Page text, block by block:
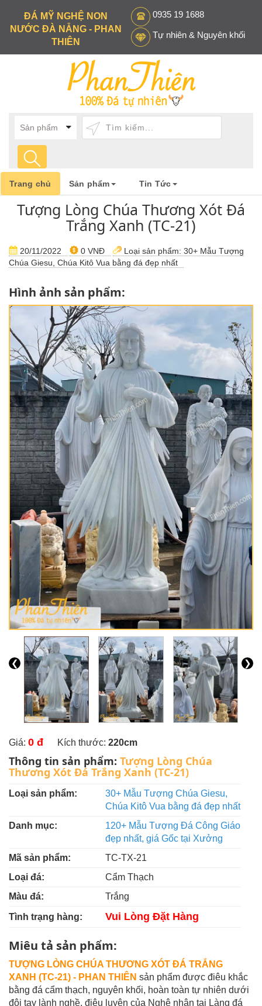
ĐÁ MỸ NGHỆ NON
NƯỚC ĐÀ NẴNG - PHAN
THIÊN
0935 19 1688
Tự nhiên & Nguyên khối
Trang chủ Sản phẩm Tin Tức
Tượng Lòng Chúa Thương Xót Đá
Trắng Xanh (TC-21)
20/11/2022 0 VNĐ Loại sản phẩm: 30+ Mẫu Tượng
Chúa Giesu, Chúa Kitô Vua bằng đá đẹp nhất
Hình ảnh sản phẩm:
❮ ❯
Giá: 0 đ Kích thước: 220cm
Thông tin sản phẩm: Tượng Lòng Chúa
Thương Xót Đá Trắng Xanh (TC-21)
Loại sản phẩm:
30+ Mẫu Tượng Chúa Giesu,
Chúa Kitô Vua bằng đá đẹp nhất
Danh mục:
120+ Mẫu Tượng Đá Công Giáo
đẹp nhất, giá Gốc tại Xưởng
Mã sản phẩm:
TC-TX-21
Loại đá:
Cẩm Thạch
Màu đá:
Trắng
Tình trạng hàng: Vui Lòng Đặt Hàng
Miêu tả sản phẩm:
TƯỢNG LÒNG CHÚA THƯƠNG XÓT ĐÁ TRẮNG
XANH (TC-21) - PHAN THIÊN sản phẩm được điêu khắc
bằng đá cẩm thạch, nguyên khối, hoàn toàn tự nhiên dưới
đôi tay lành nghề, điêu luyện của Nghệ nhân tại Làng đá